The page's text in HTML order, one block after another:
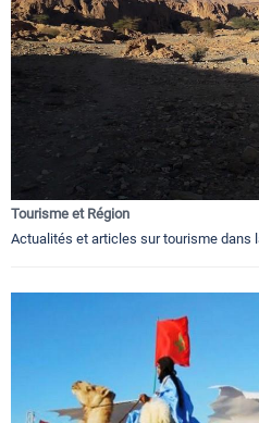
Tourisme et Région
Actualités et articles sur tourisme dans